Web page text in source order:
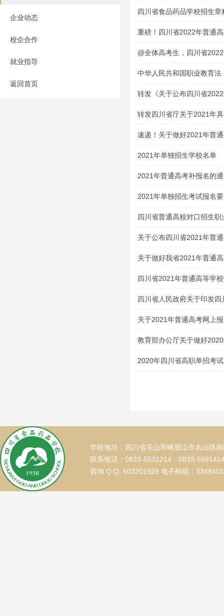
企业动态
校企合作
就业指导
返回首页
的通知
四川省食品药品学校招生章
重磅！四川省2022年普通
@全体高考生，四川省
中华人民共和国职业教育法
转发《关于公布四川省
技能考试大纲的通知》
转发四川省厅关于2021年
资格学校及专业的通告
速递！关于做好2021年普
通知
2021年单独招生学校名单
2021年普通高考补报名的
2021年单独招生考试报名
四川省普通高校对口招生
类（2020 年版）
关于公布四川省2021年普
试大纲的通知
关于做好我省2021年普通
四川省2021年普通高等学
生及特殊类型招生考生的申
四川省人民政府关于印发
案的通知
关于2021年普通高考网上
教育部办公厅关于做好
的通知
2020年四川省高职单招考
学校地址：四川省乐山市峨眉山市名山路
联系电话：0833-5531214 0833-
咨询 Q Q: 602201929 电子邮箱：